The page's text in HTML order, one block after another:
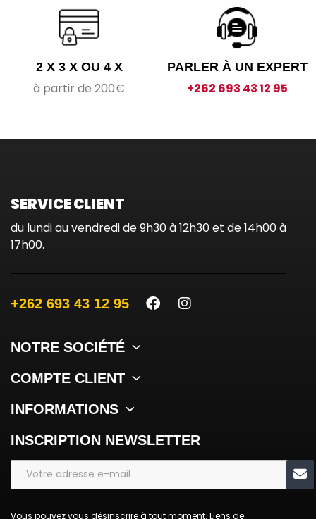
2 X 3 X OU 4 X
à partir de 200€
PARLER À UN EXPERT
+262 693 43 12 95
SERVICE CLIENT
du lundi au vendredi de 9h30 à 12h30 et de 14h00 à
17h00.
+262 693 43 12 95
NOTRE SOCIÉTÉ
COMPTE CLIENT
INFORMATIONS
INSCRIPTION NEWSLETTER
Vous pouvez vous désinscrire à tout moment. Liens de